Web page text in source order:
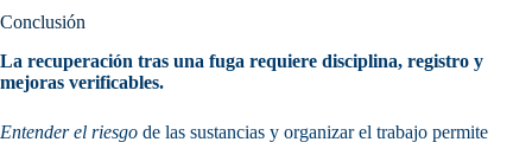
Conclusión
La recuperación tras una fuga requiere disciplina, registro y
mejoras verificables.
Entender el riesgo de las sustancias y organizar el trabajo permite